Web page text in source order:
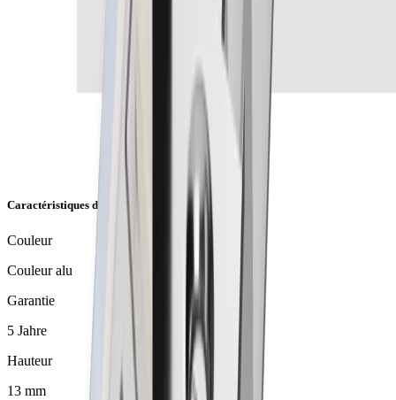
Caractéristiques de l'article
Couleur
Couleur alu
Garantie
5 Jahre
Hauteur
13 mm